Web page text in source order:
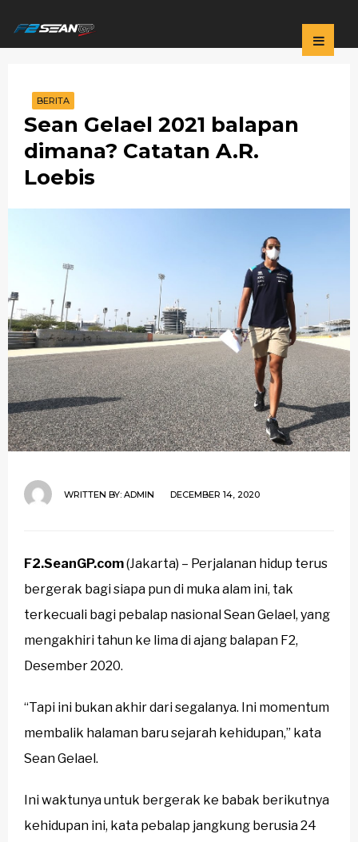
F2
SEANGP
Sean Gelael 2021 balapan
dimana? Catatan A.R.
Loebis
BERITA
WRITTEN BY: ADMIN DECEMBER 14, 2020
F2.SeanGP.com(Jakarta) – Perjalanan hidup terus
bergerak bagi siapa pun di muka alam ini, tak
terkecuali bagi pebalap nasional Sean Gelael, yang
mengakhiri tahun ke lima di ajang balapan F2,
Desember 2020.
“Tapi ini bukan akhir dari segalanya. Ini momentum
membalik halaman baru sejarah kehidupan,” kata
Sean Gelael.
Ini waktunya untuk bergerak ke babak berikutnya
kehidupan ini, kata pebalap jangkung berusia 24